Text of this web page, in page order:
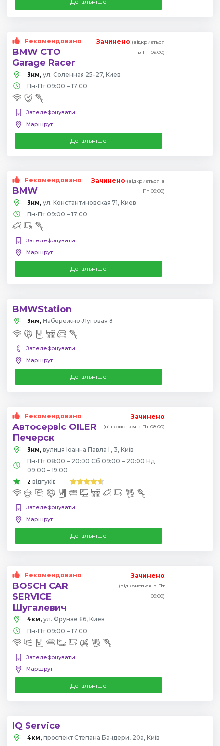
Детальніше
Рекомендовано
BMW СТО
Garage Racer
Зачинено (відкриється
в Пт 09:00)
3км, ул. Соленная 25-27, Киев
Пн-Пт 09:00 – 17:00
Зателефонувати
Маршрут
Детальніше
Рекомендовано
BMW
Зачинено (відкриється в
Пт 09:00)
3км, ул. Константиновская 71, Киев
Пн-Пт 09:00 – 17:00
Зателефонувати
Маршрут
Детальніше
BMWStation
3км, Набережно-Луговая 8
Зателефонувати
Маршрут
Детальніше
Рекомендовано
Автосервіс OILER
Печерск
Зачинено
(відкриється в Пт 08:00)
3км, вулиця Іоанна Павла II, 3, Київ
Пн-Пт 08:00 – 20:00 Сб 09:00 – 20:00 Нд
09:00 – 19:00
2 відгуків
Зателефонувати
Маршрут
Детальніше
Рекомендовано
BOSCH CAR
SERVICE
Шугалевич
Зачинено
(відкриється в Пт
09:00)
4км, ул. Фрунзе 86, Киев
Пн-Пт 09:00 – 17:00
Зателефонувати
Маршрут
Детальніше
IQ Service
4км, проспект Степана Бандери, 20а, Київ